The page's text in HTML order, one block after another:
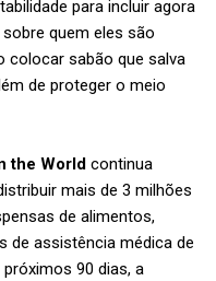
para incluir agora
quem eles são
colocar sabão que salva
de proteger o meio
the World continua
mais de 3 milhões
de alimentos,
de assistência médica de
90 dias, a